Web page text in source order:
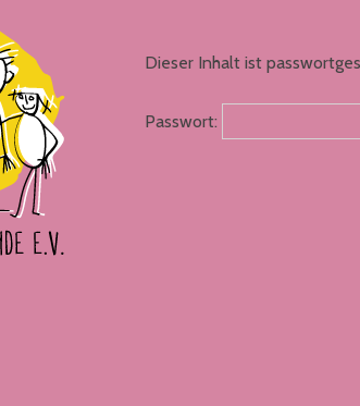
Dieser Inhalt ist
Passwort: